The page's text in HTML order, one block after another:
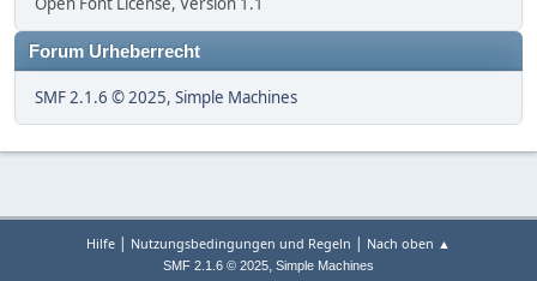
Forum Urheberrecht
SMF 2.1.6 © 2025, Simple Machines
Hilfe | Nutzungsbedingungen und Regeln | Nach oben ▲
SMF 2.1.6 © 2025, Simple Machines